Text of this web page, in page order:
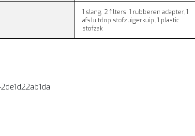
1 slang, 2 filters, 1 rubberen adapter, 1
afsluitdop stofzuigerkuip, 1 plastic
stofzak